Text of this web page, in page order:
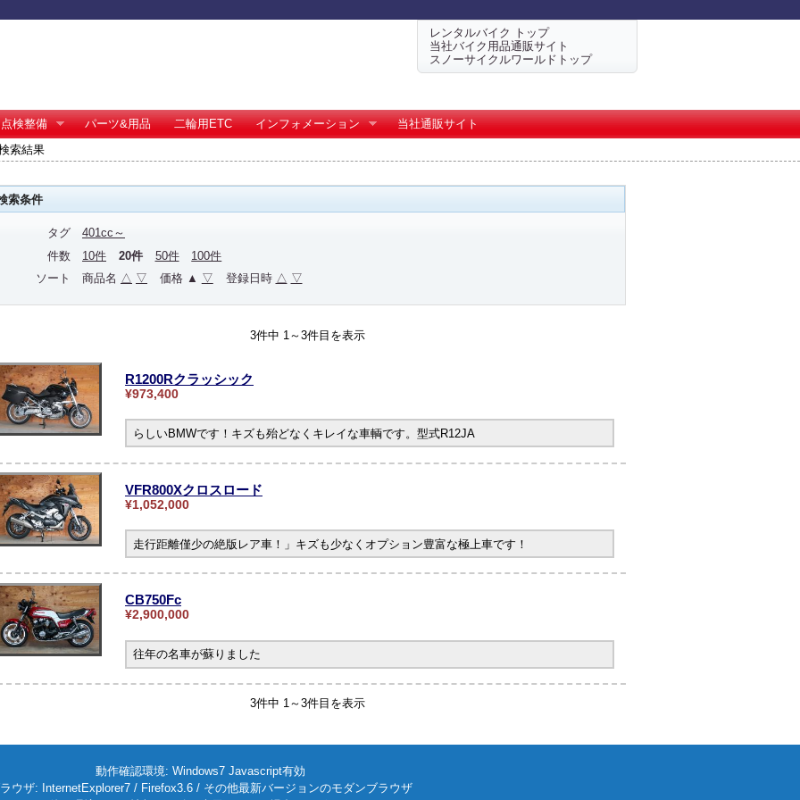
レンタルバイク トップ
当社バイク用品通販サイト
スノーサイクルワールドトップ
点検整備 パーツ&用品 二輪用ETC インフォメーション
当社通販サイト
索結果
索条件
タグ
401cc～
件数
10件 20件 50件
100件
ソート
商品名 △ ▽ 価格 ▲ ▽ 登録日時 △ ▽
3件中 1～3件目を表示
R1200Rクラッシック
¥973,400
らしいBMWです！キズも殆どなくキレイな車輌です。型式R12JA
VFR800Xクロスロード
¥1,052,000
走行距離僅少の絶版レア車！」キズも少なくオプション豊富な極上車です！
CB750Fc
¥2,900,000
往年の名車が蘇りました
3件中 1～3件目を表示
動作確認環境: Windows7 Javascript有効
ウザ: InternetExplorer7 / Firefox3.6 / その他最新バージョンのモダンブラウザ